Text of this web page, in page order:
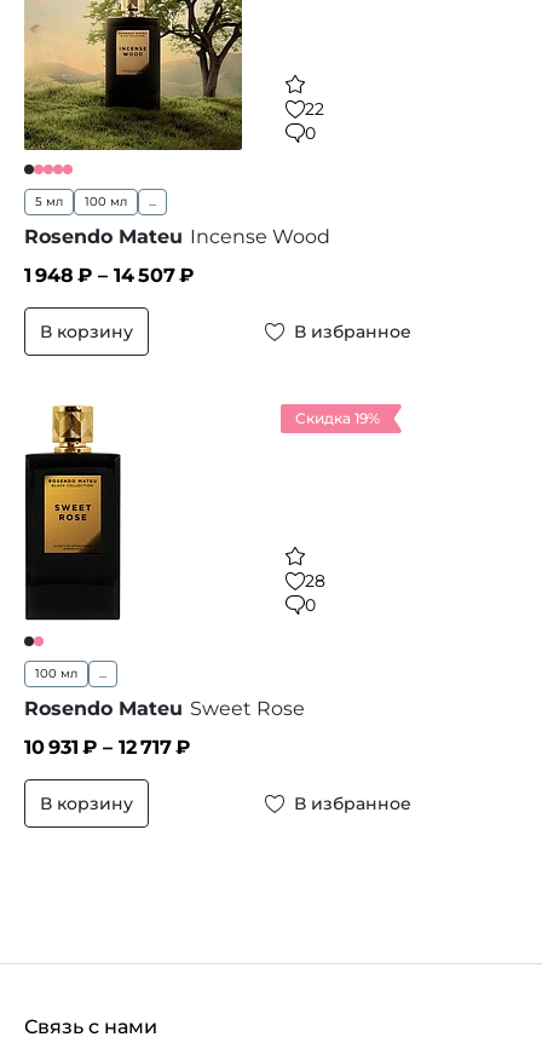
22
0
5 мл 100 мл ...
Rosendo Mateu Incense Wood
1 948 ₽ – 14 507₽
В корзину В избранное
Скидка 19%
28
0
100 мл ...
Rosendo Mateu Sweet Rose
10 931 ₽ – 12 717₽
В корзину В избранное
Связь с нами